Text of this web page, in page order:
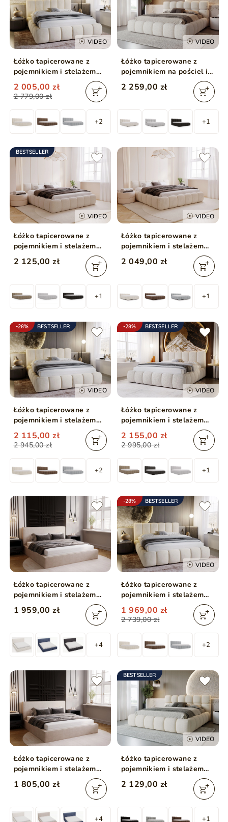
VIDEO
Łóżko tapicerowane z
pojemnikiem i stelażem
160x200 Cloud Beżowy
2 779,00 zł
2 005,00 zł
+2
VIDEO
Łóżko tapicerowane z
pojemnikiem na pościel i
stelażem 180x200 Modo w
tkaninie bouclé Beżowe
2 259,00 zł
+1
BESTSELLER
VIDEO
Łóżko tapicerowane z
pojemnikiem i stelażem
160x200 Cloud Low
beżowe
2 125,00 zł
+1
VIDEO
Łóżko tapicerowane z
pojemnikiem i stelażem
180x200 Cloud Low
beżowe
2 049,00 zł
+1
-28% BESTSELLER
VIDEO
Łóżko tapicerowane z
pojemnikiem i stelażem
200x200 Cloud Beżowy
2 945,00 zł
2 115,00 zł
+2
-28% BESTSELLER
VIDEO
Łóżko tapicerowane z
pojemnikiem i stelażem
180x200 Cloud beżowe
2 995,00 zł
2 155,00 zł
+1
Łóżko tapicerowane z
pojemnikiem i stelażem
200x200 Monaco Beżowe
1 959,00 zł
+4
-28% BESTSELLER
VIDEO
Łóżko tapicerowane z
pojemnikiem i stelażem
140x200 Cloud Beżowy
2 739,00 zł
1 969,00 zł
+2
Łóżko tapicerowane z
pojemnikiem i stelażem
140x200 Monaco Beżowe
1 805,00 zł
+4
BESTSELLER
VIDEO
Łóżko tapicerowane z
pojemnikiem i stelażem
180x200 Modo Beżowe
2 129,00 zł
+1